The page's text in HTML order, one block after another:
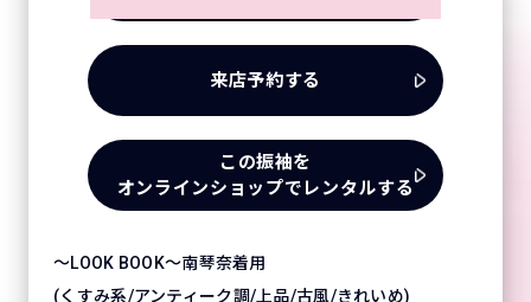
来店予約する
この振袖を
オンラインショップでレンタルする
～LOOK BOOK～南琴奈着用
(くすみ系/アンティーク調/上品/古風/きれいめ)